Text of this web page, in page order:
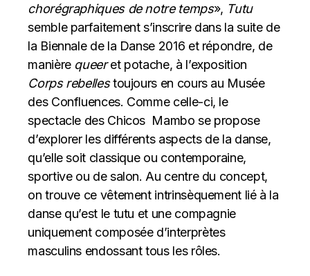
chorégraphiques de notre temps», Tutu
semble parfaitement s’inscrire dans la suite de
la Biennale de la Danse 2016 et répondre, de
manière queeret potache, à l’exposition
Corps rebellestoujours en cours au Musée
des Confluences. Comme celle-ci, le
spectacle des Chicos Mambo se propose
d’explorer les différents aspects de la danse,
qu’elle soit classique ou contemporaine,
sportive ou de salon. Au centre du concept,
on trouve ce vêtement intrinsèquement lié à la
danse qu’est le tutu et une compagnie
uniquement composée d’interprètes
masculins endossant tous les rôles.